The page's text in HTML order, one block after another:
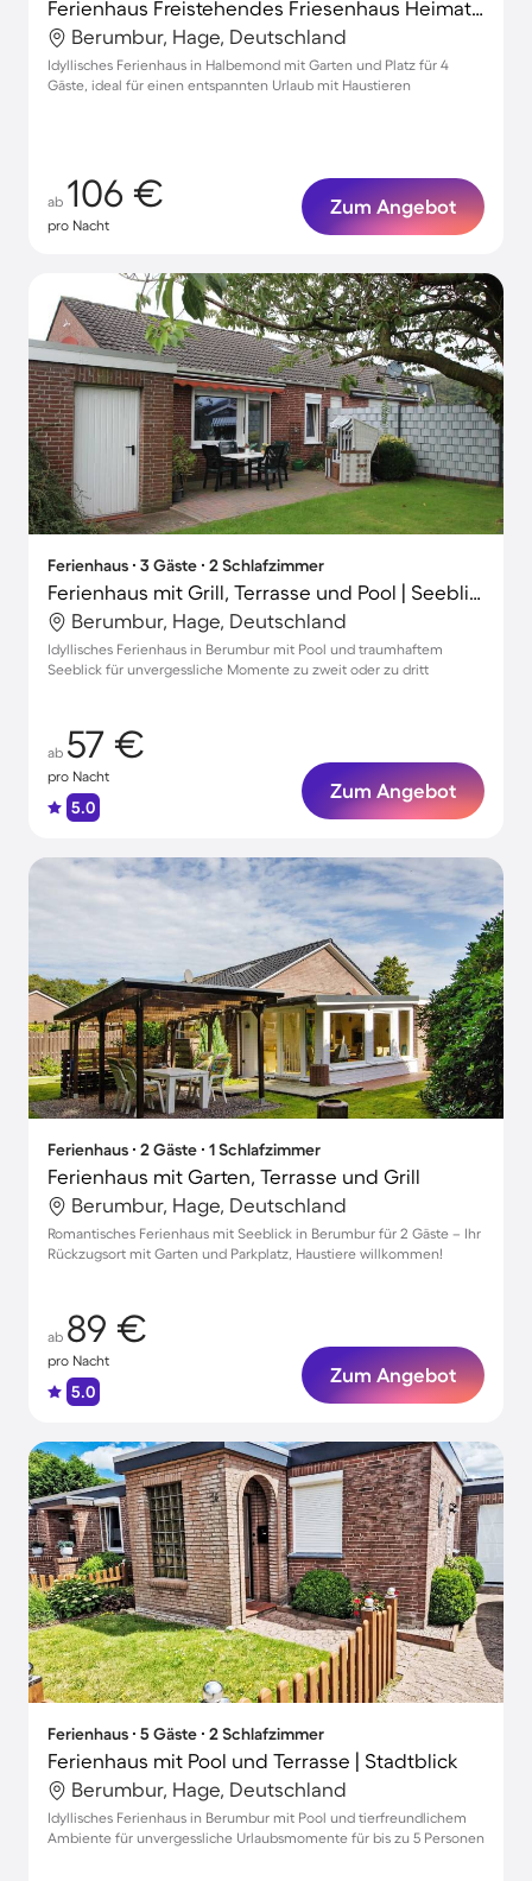
Ferienhaus Freistehendes Friesenhaus Heimathafen
Berumbur, Hage, Deutschland
Idyllisches Ferienhaus in Halbemond mit Garten und Platz für 4
Gäste, ideal für einen entspannten Urlaub mit Haustieren
ab 106 €
pro Nacht
Zum Angebot
Ferienhaus ∙ 3 Gäste ∙ 2 Schlafzimmer
Ferienhaus mit Grill, Terrasse und Pool | Seeblick
Berumbur, Hage, Deutschland
Idyllisches Ferienhaus in Berumbur mit Pool und traumhaftem
Seeblick für unvergessliche Momente zu zweit oder zu dritt
ab 57 €
pro Nacht
5.0
Zum Angebot
Ferienhaus ∙ 2 Gäste ∙ 1 Schlafzimmer
Ferienhaus mit Garten, Terrasse und Grill
Berumbur, Hage, Deutschland
Romantisches Ferienhaus mit Seeblick in Berumbur für 2 Gäste – Ihr
Rückzugsort mit Garten und Parkplatz, Haustiere willkommen!
ab 89 €
pro Nacht
5.0
Zum Angebot
Ferienhaus ∙ 5 Gäste ∙ 2 Schlafzimmer
Ferienhaus mit Pool und Terrasse | Stadtblick
Berumbur, Hage, Deutschland
Idyllisches Ferienhaus in Berumbur mit Pool und tierfreundlichem
Ambiente für unvergessliche Urlaubsmomente für bis zu 5 Personen